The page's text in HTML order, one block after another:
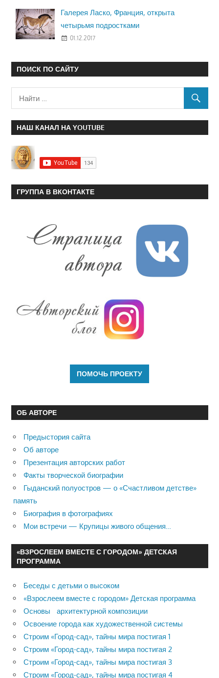
Галерея Ласко, Франция, открыта
четырьмя подростками
01.12.2017
ПОИСК ПО САЙТУ
НАШ КАНАЛ НА YOUTUBE
ГРУППА В ВКОНТАКТЕ
ОБ АВТОРЕ
Предыстория сайта
Об авторе
Презентация авторских работ
Факты творческой биографии
Гыданский полуостров — о «Счастливом детстве»
память
Биография в фотографиях
Мои встречи — Крупицы живого общения…
«ВЗРОСЛЕЕМ ВМЕСТЕ С ГОРОДОМ» ДЕТСКАЯ
ПРОГРАММА
Беседы с детьми о высоком
«Взрослеем вместе с городом» Детская программа
Основы архитектурной композиции
Освоение города как художественной системы
Строим «Город-сад», тайны мира постигая 1
Строим «Город-сад», тайны мира постигая 2
Строим «Город-сад», тайны мира постигая 3
Строим «Город-сад», тайны мира постигая 4